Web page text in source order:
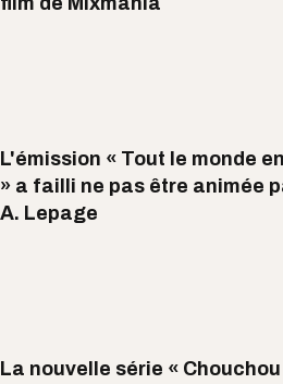
L'émission « Tout le monde
» a failli ne pas être animée
A. Lepage
La nouvelle série « Chouchou